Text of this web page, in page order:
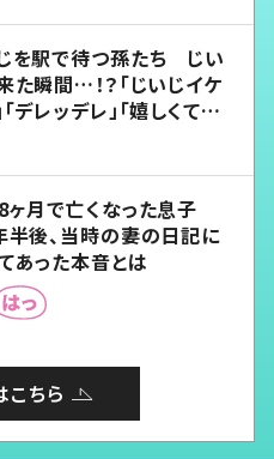
を駅で待つ孫たち じい
た瞬間…！？「じいじイケ
「デレッデレ」「嬉しくて可
ヶ月で亡くなった息子
半後、当時の妻の日記に
あった本音とは
ちら